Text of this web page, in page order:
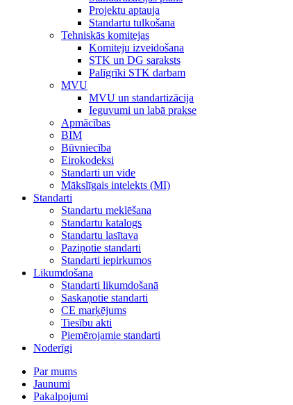
Projektu aptauja
Standartu tulkošana
Tehniskās komitejas
Komiteju izveidošana
STK un DG saraksts
Palīgrīki STK darbam
MVU
MVU un standartizācija
Ieguvumi un labā prakse
Apmācības
BIM
Būvniecība
Eirokodeksi
Standarti un vide
Mākslīgais intelekts (MI)
Standarti
Standartu meklēšana
Standartu katalogs
Standartu lasītava
Paziņotie standarti
Standarti iepirkumos
Likumdošana
Standarti likumdošanā
Saskaņotie standarti
CE marķējums
Tiesību akti
Piemērojamie standarti
Noderīgi
Par mums
Jaunumi
Pakalpojumi